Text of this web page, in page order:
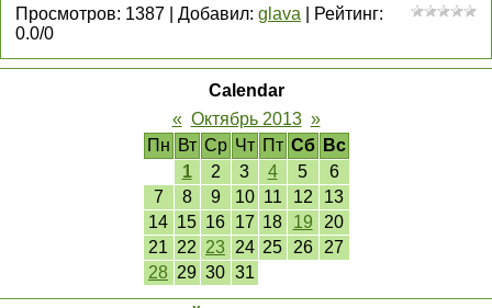
Просмотров: 1387 Добавил: glava Рейтинг:
0.0/0
Calendar
« Октябрь 2013 »
Пн Вт Ср Чт Пт Сб
Вс
1
2 3 4 5
6
7
8 9 10 11 12
13
14 15 16 17 18 19
20
21 22 23 24 25 26
27
28 29 30 31